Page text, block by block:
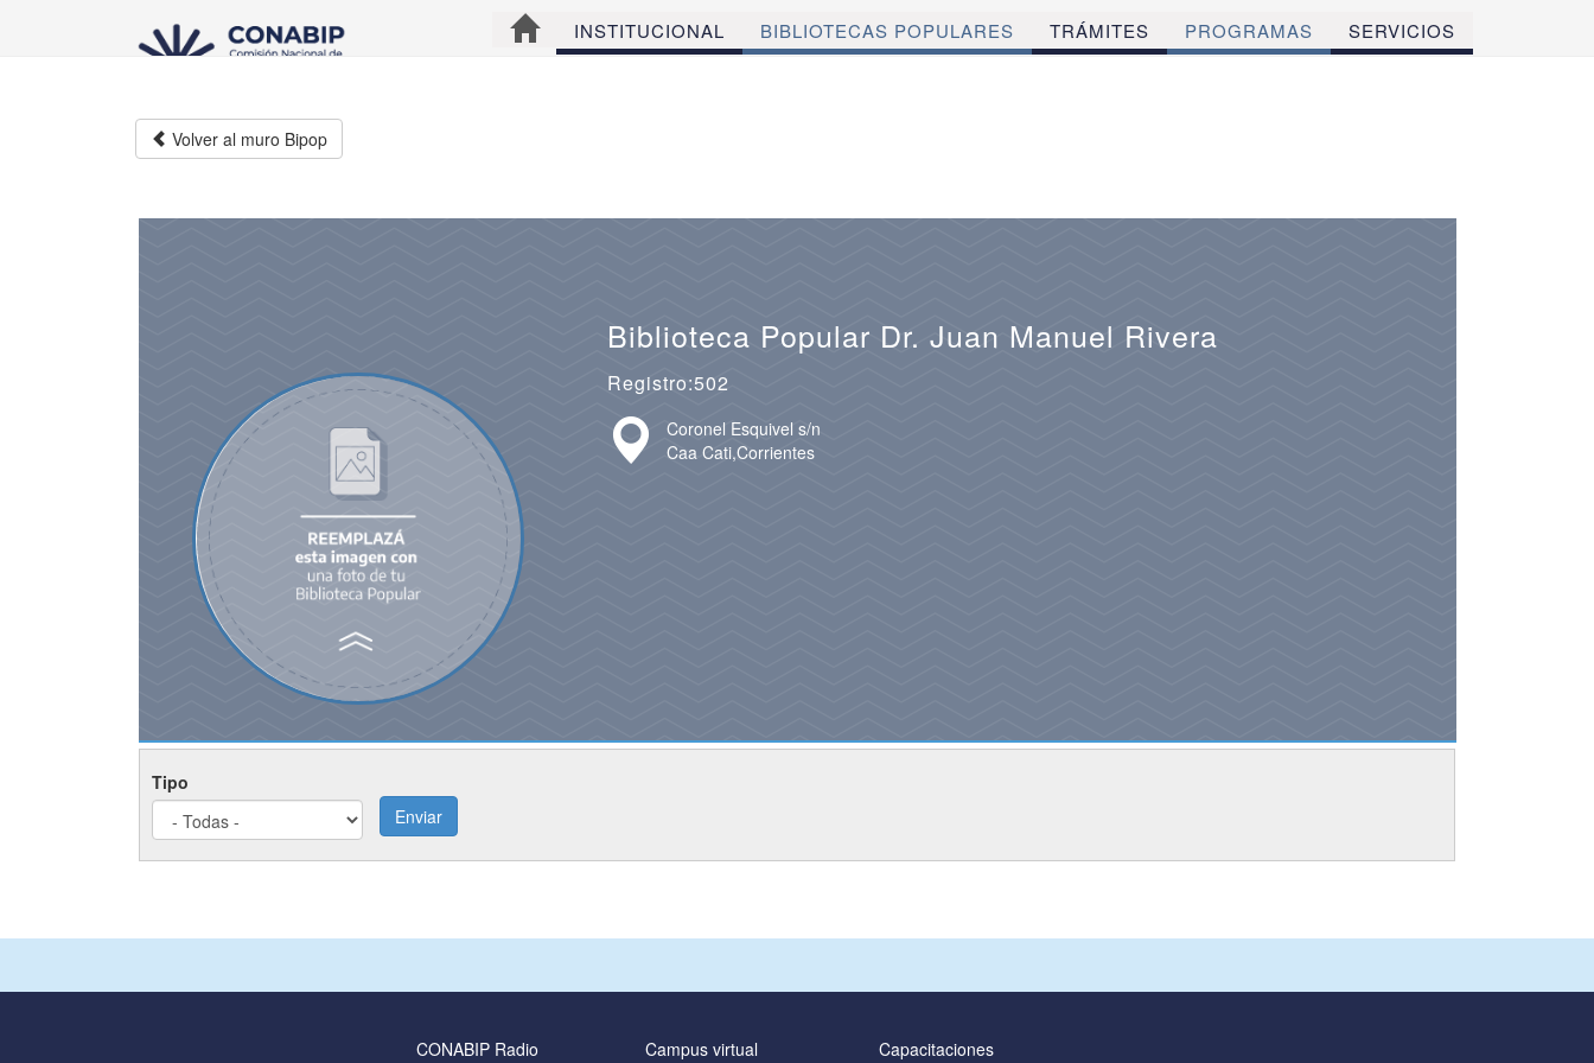
INSTITUCIONAL BIBLIOTECAS POPULARES TRÁMITES PROGRAMAS SERVICIOS
Volver al muro Bipop
Biblioteca Popular Dr. Juan Manuel Rivera
Registro:502
Coronel Esquivel s/n
Caa Cati,Corrientes
Tipo
Enviar
CONABIP Radio Campus virtual Capacitaciones